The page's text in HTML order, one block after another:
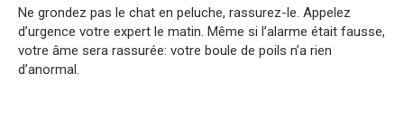
Ne grondez pas le chat en peluche, rassurez-le. Appelez
d’urgence votre expert le matin. Même si l’alarme était fausse,
votre âme sera rassurée: votre boule de poils n’a rien
d’anormal.